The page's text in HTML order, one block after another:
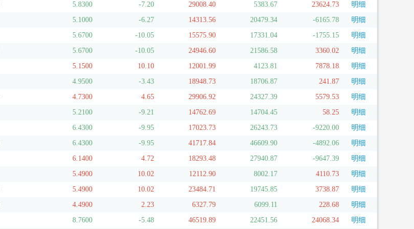
5.8300 -7.20 29008.40 5383.67 23624.73
明细
5.1000 -6.27 14313.56 20479.34 -6165.78
明细
5.6700 -10.05 15575.90 17331.04 -1755.15
明细
5.6700 -10.05 24946.60 21586.58 3360.02
明细
5.1500 10.10 12001.99 4123.81 7878.18
明细
4.9500 -3.43 18948.73 18706.87 241.87
明细
4.7300 4.65 29906.92 24327.39 5579.53
明细
5.2100 -9.21 14762.69 14704.45 58.25
明细
6.4300 -9.95 17023.73 26243.73 -9220.00
明细
6.4300 -9.95 41717.84 46609.90 -4892.06
明细
6.1400 4.72 18293.48 27940.87 -9647.39
明细
5.4900 10.02 12112.90 8002.17 4110.73
明细
5.4900 10.02 23484.71 19745.85 3738.87
明细
4.4900 2.23 6327.79 6099.11 228.68
明细
8.7600 -5.48 46519.89 22451.56 24068.34
明细